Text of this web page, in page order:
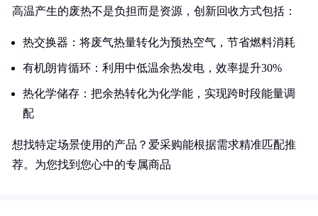
高温产生的废热不是负担而是资源，创新回收方式包括：
热交换器：将废气热量转化为预热空气，节省燃料消耗
有机朗肯循环：利用中低温余热发电，效率提升30%
热化学储存：把余热转化为化学能，实现跨时段能量调
配
想找特定场景使用的产品？爱采购能根据需求精准匹配推
荐。为您找到您心中的专属商品